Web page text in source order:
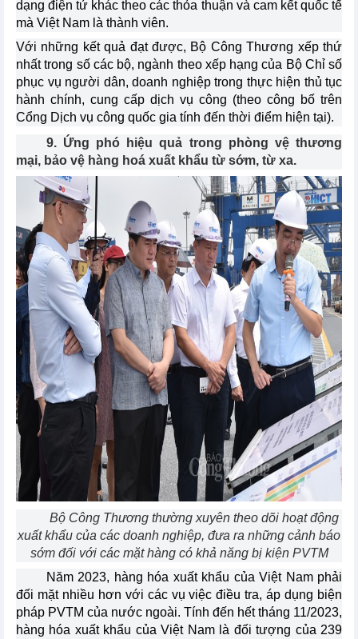
dạng điện tử khác theo các thỏa thuận và cam kết quốc tế
mà Việt Nam là thành viên.
Với những kết quả đạt được, Bộ Công Thương xếp thứ
nhất trong số các bộ, ngành theo xếp hạng của Bộ Chỉ số
phục vụ người dân, doanh nghiệp trong thực hiện thủ tục
hành chính, cung cấp dịch vụ công (theo công bố trên
Cổng Dịch vụ công quốc gia tính đến thời điểm hiện tại).
9. Ứng phó hiệu quả trong phòng vệ thương
mại, bảo vệ hàng hoá xuất khẩu từ sớm, từ xa.
Bộ Công Thương thường xuyên theo dõi hoạt động
xuất khẩu của các doanh nghiệp, đưa ra những cảnh báo
sớm đối với các mặt hàng có khả năng bị kiện PVTM
Năm 2023, hàng hóa xuất khẩu của Việt Nam phải
đối mặt nhiều hơn với các vụ việc điều tra, áp dụng biện
pháp PVTM của nước ngoài. Tính đến hết tháng 11/2023,
hàng hóa xuất khẩu của Việt Nam là đối tượng của 239